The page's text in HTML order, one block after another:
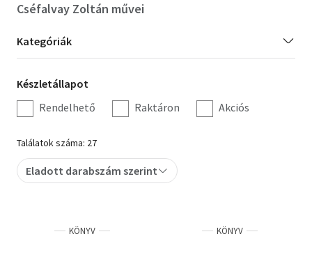
Hobbi, szabadidő
Irodalom
Művészet
Szakkönyv
Tankönyv, segédkönyv
Cséfalvay Zoltán művei
Kategória
szűrés
Kategóriák
Készletállapot
szűrés
Készletállapot
Rendelhető
Raktáron Akciós
Találatok száma: 27
Eladott darabszám szerint
KÖNYV KÖNYV